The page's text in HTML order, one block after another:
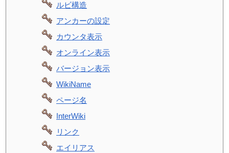
ルビ構造
アンカーの設定
カウンタ表示
オンライン表示
バージョン表示
WikiName
ページ名
InterWiki
リンク
エイリアス